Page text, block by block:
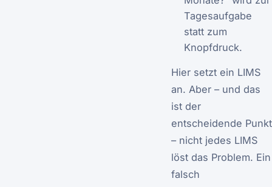
Tagesaufgabe
statt zum
Knopfdruck.
Hier setzt ein LIMS
an. Aber – und das
ist der
entscheidende Punkt
– nicht jedes LIMS
löst das Problem. Ein
falsch